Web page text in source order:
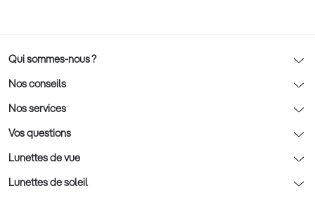
Qui sommes-nous ?
Notre charte déontologique
AFNOR Certification
Rendez-vous prévision
Nos conseils
Nos conseils lunettes
Nos conseils lentilles
Nos conseils enfants
Nos conseils santé visuelle
Nos services
Optic 2000 à domicile
Le contrôle de la vue chez votre opticien
L'entretien de votre équipement
Vos questions
Lunettes de vue
Lunettes de vue
Lunettes de soleil